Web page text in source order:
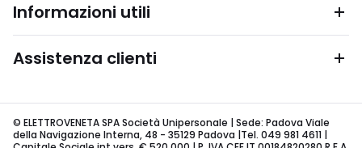
Informazioni utili
Assistenza clienti
© ELETTROVENETA SPA Società Unipersonale | Sede: Padova Viale
della Navigazione Interna, 48 - 35129 Padova |Tel. 049 981 4611 |